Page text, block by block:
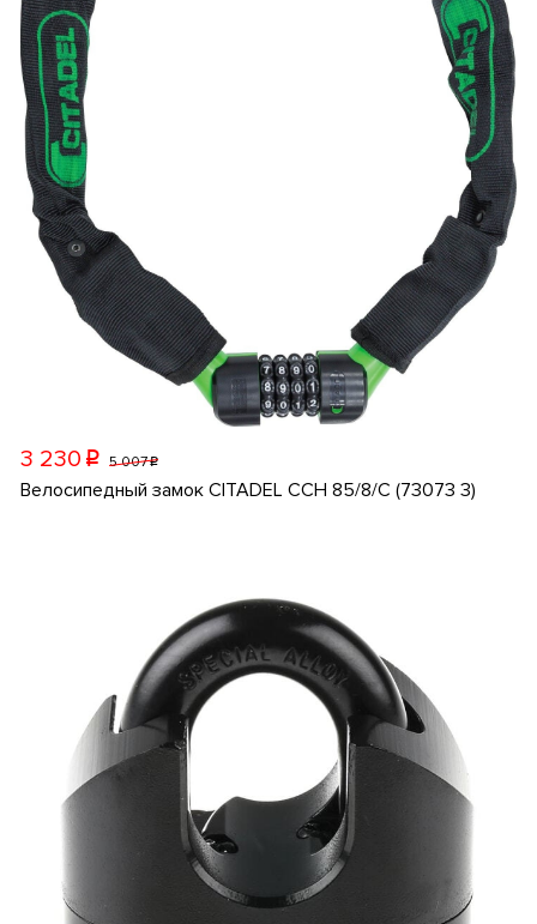
3 230 p 5 007p
Велосипедный замок CITADEL CCH 85/8/C (73073 3)